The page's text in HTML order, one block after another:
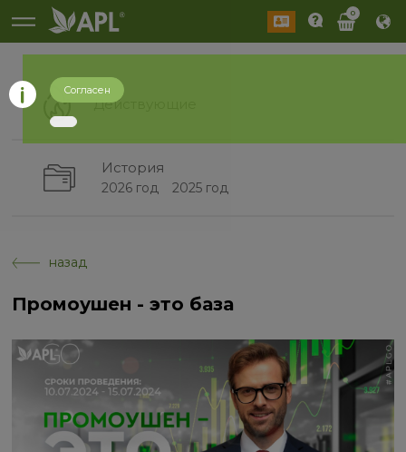
0
Действующие
История
2026 год 2025 год
назад
Промоушен - это база
Согласен